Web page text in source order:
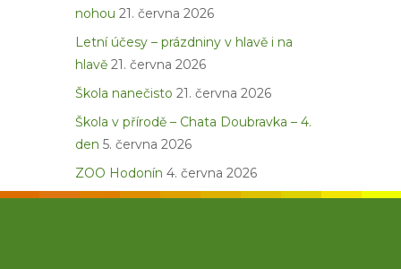
nohou 21. června 2026
Letní účesy – prázdniny v hlavě i na
hlavě 21. června 2026
Škola nanečisto 21. června 2026
Škola v přírodě – Chata Doubravka – 4.
den 5. června 2026
ZOO Hodonín 4. června 2026